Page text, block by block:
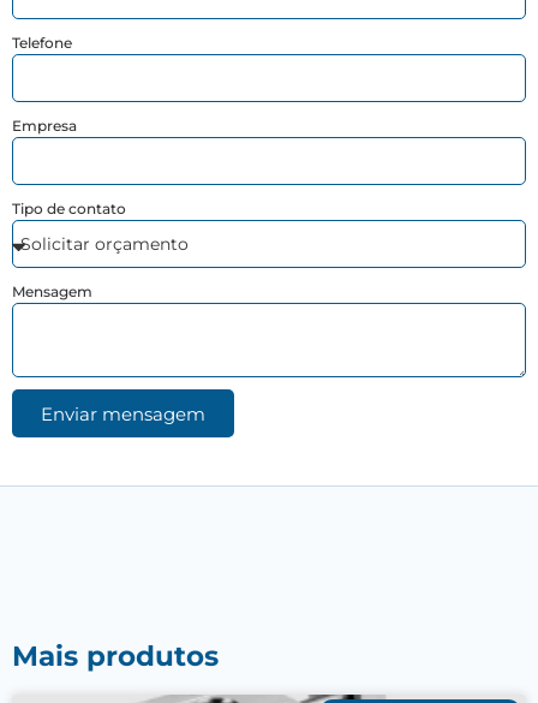
Telefone
Empresa
Tipo de contato
Mensagem
Enviar mensagem
Mais produtos